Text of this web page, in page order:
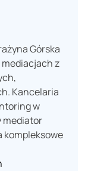
Górska
z
Kancelaria
w
mediator
kompleksowe